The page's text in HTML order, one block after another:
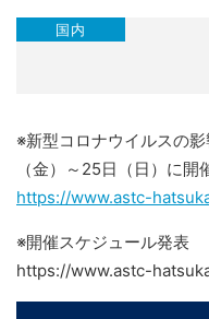
国内
※新型コロナウイルスの
（金）～25日（日）に
https://www.astc-
※開催スケジュール発表
https://www.astc-